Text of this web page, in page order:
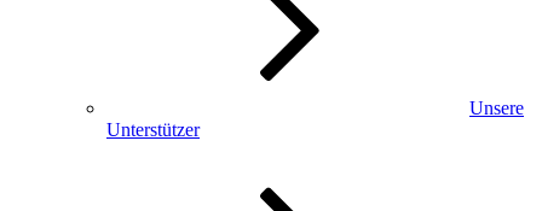
Unsere
Unterstützer